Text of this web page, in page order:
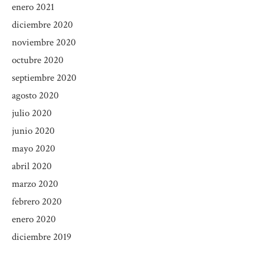
enero 2021
diciembre 2020
noviembre 2020
octubre 2020
septiembre 2020
agosto 2020
julio 2020
junio 2020
mayo 2020
abril 2020
marzo 2020
febrero 2020
enero 2020
diciembre 2019